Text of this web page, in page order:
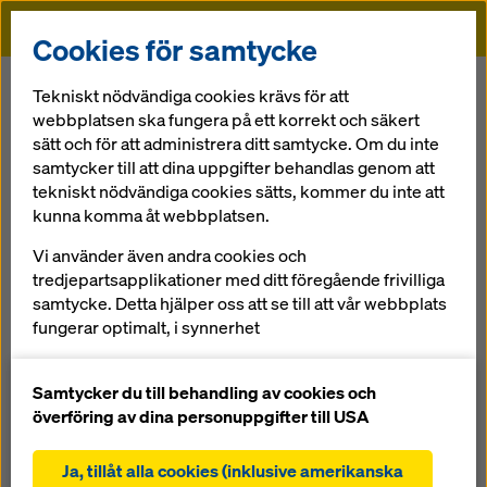
Doka
Yang Luo Bridge
Yang Luo Bridge
Kina
med en längd på 1280 m byggts.
Cookies för samtycke
Tekniskt nödvändiga cookies krävs för att
webbplatsen ska fungera på ett korrekt och säkert
sätt och för att administrera ditt samtycke. Om du inte
samtycker till att dina uppgifter behandlas genom att
tekniskt nödvändiga cookies sätts, kommer du inte att
kunna komma åt webbplatsen.
Vi använder även andra cookies och
tredjepartsapplikationer med ditt föregående frivilliga
samtycke. Detta hjälper oss att se till att vår webbplats
fungerar optimalt, i synnerhet
webbplats (funktionella och statistiska cookies),
underlätta en smidig köpprocess när du använder
cookies),
Samtycker du till behandling av cookies och
överföring av dina personuppgifter till USA
Ja, tillåt alla cookies (inklusive amerikanska